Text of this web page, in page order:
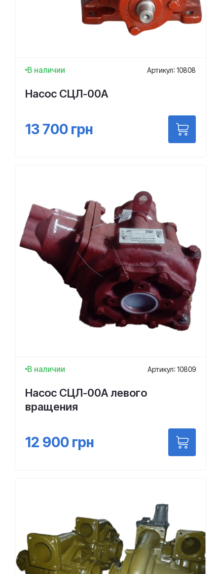
В наличии Артикул: 10808
Насос СЦЛ-00А
13 700 грн
В наличии Артикул: 10809
Насос СЦЛ-00А левого
вращения
12 900 грн